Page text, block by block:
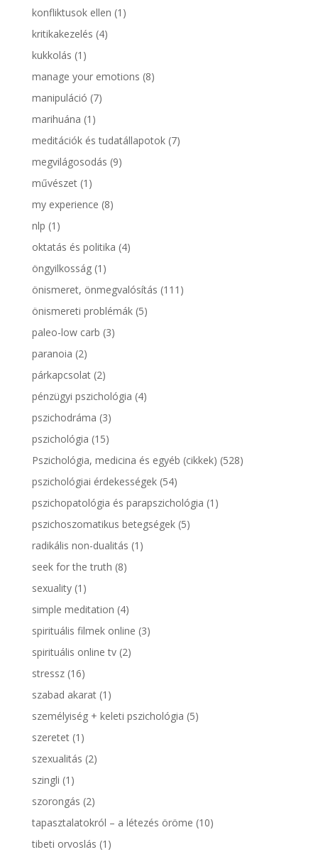
konfliktusok ellen (1)
kritikakezelés (4)
kukkolás (1)
manage your emotions (8)
manipuláció (7)
marihuána (1)
meditációk és tudatállapotok(7)
megvilágosodás (9)
művészet(1)
my experience (8)
nlp (1)
oktatás és politika (4)
öngyilkosság(1)
önismeret, önmegvalósítás (111)
önismereti problémák(5)
paleo-low carb (3)
paranoia (2)
párkapcsolat(2)
pénzügyi pszichológia (4)
pszichodráma (3)
pszichológia (15)
Pszichológia, medicina és egyéb (cikkek) (528)
pszichológiai érdekességek(54)
pszichopatológia és parapszichológia (1)
pszichoszomatikus betegségek(5)
radikális non-dualitás (1)
seek for the truth (8)
sexuality(1)
simple meditation (4)
spirituális filmek online (3)
spirituális online tv(2)
stressz(16)
szabad akarat(1)
személyiség + keleti pszichológia (5)
szeretet(1)
szexualitás (2)
szingli (1)
szorongás (2)
tapasztalatokról – a létezés öröme (10)
tibeti orvoslás (1)